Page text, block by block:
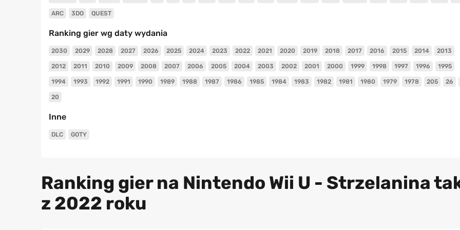
ARC 3DO QUEST
Ranking gier wg daty wydania
2030 2029 2028 2027 2026 2025 2024 2023 2022 2021 2020 2019 2018 2017 2016 2015 2014 2013
2012 2011 2010 2009 2008 2007 2006 2005 2004 2003 2002 2001 2000 1999 1998 1997 1996 1995
1994 1993 1992 1991 1990 1989 1988 1987 1986 1985 1984 1983 1982 1981 1980 1979 1978 205 26
20
Inne
DLC GOTY
Ranking gier na Nintendo Wii U - Strzelanina
z 2022 roku